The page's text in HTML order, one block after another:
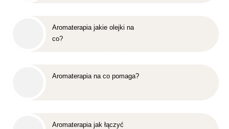
Aromaterapia jakie olejki na
co?
Aromaterapia na co pomaga?
Aromaterapia jak łączyć